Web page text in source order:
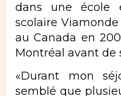
dans une école
scolaire
au Canada en
Montréal avant de
«Durant mon
semblé que